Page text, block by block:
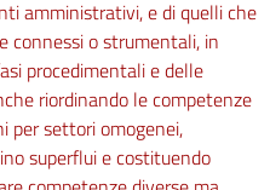
amministrativi, e di quelli che
o strumentali, in
procedimentali e delle
riordinando le competenze
per settori omogenei,
superflui e costituendo